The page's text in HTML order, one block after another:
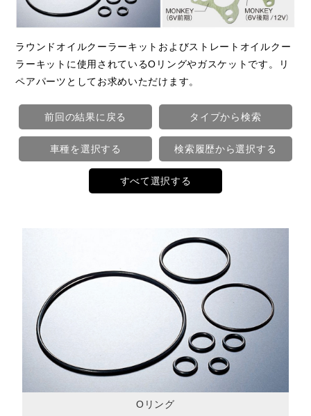
閉じる
ラウンドオイルクーラーキットおよびストレートオイルクー
ラーキットに使用されているOリングやガスケットです。リ
ペアパーツとしてお求めいただけます。
前回の結果に戻る タイプから検索
車種を選択する 検索履歴から選択する
すべて選択する
Oリング